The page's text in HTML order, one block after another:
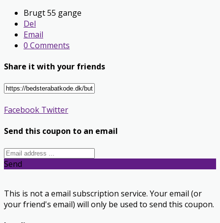
Brugt 55 gange
Del
Email
0 Comments
Share it with your friends
Facebook Twitter
Send this coupon to an email
Send
This is not a email subscription service. Your email (or
your friend's email) will only be used to send this coupon.